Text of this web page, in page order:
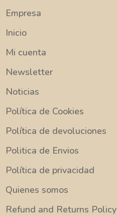
Empresa
Inicio
Mi cuenta
Newsletter
Noticias
Política de Cookies
Política de devoluciones
Politica de Envios
Política de privacidad
Quienes somos
Refund and Returns Policy